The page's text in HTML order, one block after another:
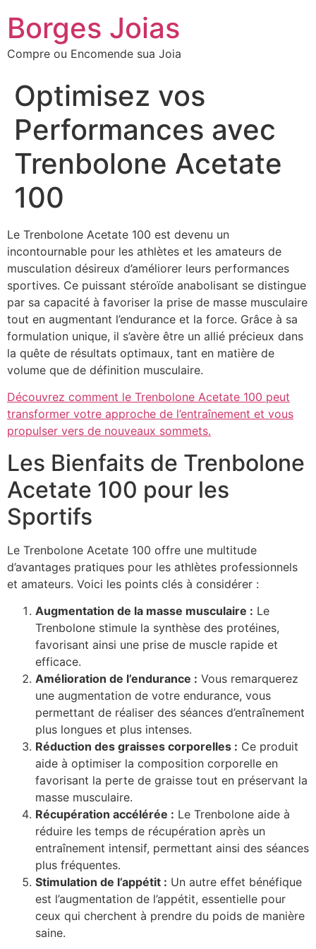
Borges Joias
Compre ou Encomende sua Joia
Optimisez vos
Performances avec
Trenbolone Acetate
100
Le Trenbolone Acetate 100 est devenu un
incontournable pour les athlètes et les amateurs de
musculation désireux d’améliorer leurs performances
sportives. Ce puissant stéroïde anabolisant se distingue
par sa capacité à favoriser la prise de masse musculaire
tout en augmentant l’endurance et la force. Grâce à sa
formulation unique, il s’avère être un allié précieux dans
la quête de résultats optimaux, tant en matière de
volume que de définition musculaire.
Découvrez comment le Trenbolone Acetate 100 peut
transformer votre approche de l’entraînement et vous
propulser vers de nouveaux sommets.
Les Bienfaits de Trenbolone
Acetate 100 pour les
Sportifs
Le Trenbolone Acetate 100 offre une multitude
d’avantages pratiques pour les athlètes professionnels
et amateurs. Voici les points clés à considérer :
Augmentation de la masse musculaire : Le
Trenbolone stimule la synthèse des protéines,
favorisant ainsi une prise de muscle rapide et
efficace.
Amélioration de l’endurance : Vous remarquerez
une augmentation de votre endurance, vous
permettant de réaliser des séances d’entraînement
plus longues et plus intenses.
Réduction des graisses corporelles : Ce produit
aide à optimiser la composition corporelle en
favorisant la perte de graisse tout en préservant la
masse musculaire.
Récupération accélérée : Le Trenbolone aide à
réduire les temps de récupération après un
entraînement intensif, permettant ainsi des séances
plus fréquentes.
Stimulation de l’appétit : Un autre effet bénéfique
est l’augmentation de l’appétit, essentielle pour
ceux qui cherchent à prendre du poids de manière
saine.